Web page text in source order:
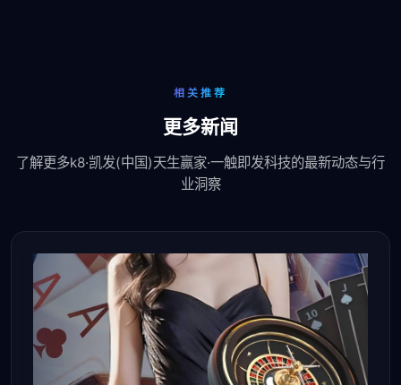
相关推荐
更多新闻
了解更多k8·凯发(中国)天生赢家·一触即发科技的最新动态与行
业洞察